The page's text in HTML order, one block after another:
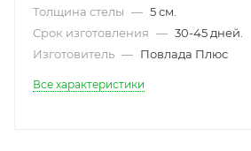
Толщина стелы — 5 см.
Срок изготовления — 30-45 дней.
Изготовитель — Повлада Плюс
Все характеристики